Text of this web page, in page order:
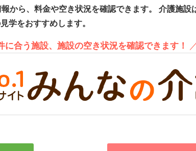
から、料金や空き状況を確認できます。
介護施設
学をおすすめします。
に合う施設、施設の空き状況を確認できます！